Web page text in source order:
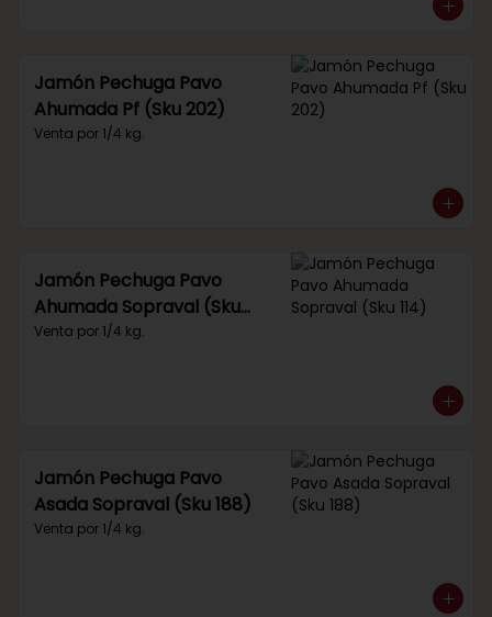
Jamón Pechuga Pavo
Ahumada Pf (Sku 202)
Venta por 1/4 kg.
Jamón Pechuga Pavo
Ahumada Sopraval (Sku
114)
Venta por 1/4 kg.
Jamón Pechuga Pavo
Asada Sopraval (Sku 188)
Venta por 1/4 kg.